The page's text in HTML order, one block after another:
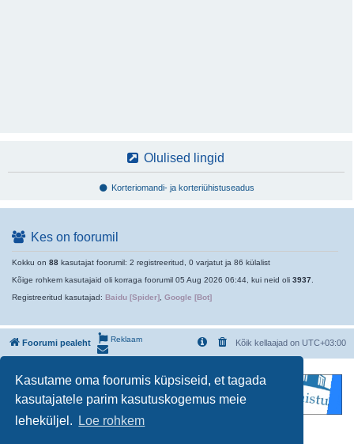
Kasutame oma foorumis küpsiseid, et tagada
kasutajatele parim kasutuskogemus meie
leheküljel.
Loe rohkem
Olulised lingid
Korteriomandi- ja korteriühistuseadus
Kes on foorumil
Kokku on 88 kasutajat foorumil: 2 registreeritud, 0 varjatut ja 86 külalist
Kõige rohkem kasutajaid oli korraga foorumil 05 Aug 2026 06:44, kui neid oli 3937
Registreeritud kasutajad: Baidu [Spider] Google [Bot]
Foorumi pealeht Kõik kellaajad on UTC+03:00
Reklaam
Powered byphpBB